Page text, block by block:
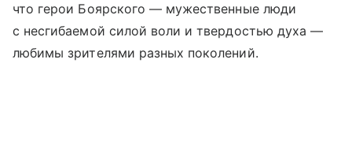
что герои Боярского — мужественные люди
с несгибаемой силой воли и твердостью духа —
любимы зрителями разных поколений.